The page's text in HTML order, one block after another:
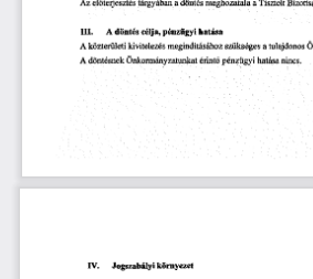
Azeiőteijesztés tárgyábanadöntés meghozatala a Tisztelt
III. A döntés célja, pénzügyi hatása
A közterületi kivitelezésmegindításához szükségesa tulajdonos
A döntésnekÖnkormányzatunkatérintő pénzügyi hatásanincs.
IV. Jogszabályikörnyezet